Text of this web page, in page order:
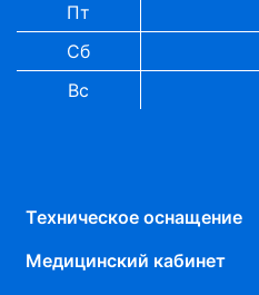
Пт
Сб
Вс
Техническое оснащение
Медицинский кабинет